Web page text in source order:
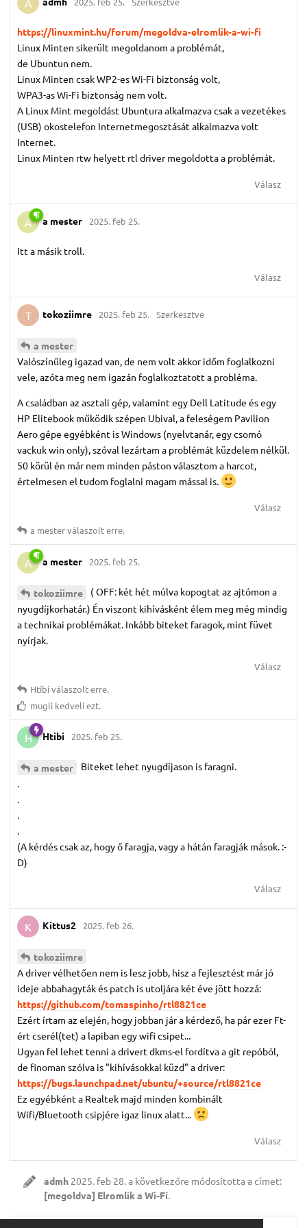
A
https://linuxmint.hu/forum/megoldva-elromlik-a-wi-fi
Linux Minten sikerült megoldanom a problémát,
de Ubuntun nem.
Linux Minten csak WP2-es Wi-Fi biztonság volt,
WPA3-as Wi-Fi biztonság nem volt.
A Linux Mint megoldást Ubuntura alkalmazva csak a vezetékes
(USB) okostelefon Internetmegosztását alkalmazva volt
Internet.
Linux Minten rtw helyett rtl driver megoldotta a problémát.
Válasz
A a mester 2025. feb 25.
Itt a másik troll.
Válasz
T tokoziimre 2025. feb 25. Szerkesztve
a mester
Valószínűleg igazad van, de nem volt akkor időm foglalkozni
vele, azóta meg nem igazán foglalkoztatott a probléma.
A családban az asztali gép, valamint egy Dell Latitude és egy
HP Elitebook működik szépen Ubival, a feleségem Pavilion
Aero gépe egyébként is Windows (nyelvtanár, egy csomó
vackuk win only), szóval lezártam a problémát küzdelem nélkül.
50 körül én már nem minden páston választom a harcot,
értelmesen el tudom foglalni magam mással is.
Válasz
a mesterválaszolt erre.
A a mester 2025. feb 25.
tokoziimre
( OFF: két hét múlva kopogtat az ajtómon a
nyugdíjkorhatár.) Én viszont kihívásként élem meg még mindig
a technikai problémákat. Inkább biteket faragok, mint füvet
nyírjak.
Válasz
Htibiválaszolt erre.
mugli kedveli ezt.
H Htibi 2025. feb 25.
a mester
Biteket lehet nyugdíjason is faragni.
.
.
.
.
(A kérdés csak az, hogy ő faragja, vagy a hátán faragják mások. :-
D)
Válasz
K Kittus2 2025. feb 26.
tokoziimre
A driver vélhetően nem is lesz jobb, hisz a fejlesztést már jó
ideje abbahagyták és patch is utoljára két éve jött hozzá:
https://github.com/tomaspinho/rtl8821ce
Ezért írtam az elején, hogy jobban jár a kérdező, ha pár ezer Ft-
ért cserél(tet) a lapiban egy wifi csipet...
Ugyan fel lehet tenni a drivert dkms-el fordítva a git repóból,
de finoman szólva is "kihívásokkal küzd" a driver:
https://bugs.launchpad.net/ubuntu/+source/rtl8821ce
Ez egyébként a Realtek majd minden kombinált
Wifi/Bluetooth csipjére igaz linux alatt...
Válasz
admh 2025. feb 28.a következőre módosította a címet:
[megoldva] Elromlik a Wi-Fi.